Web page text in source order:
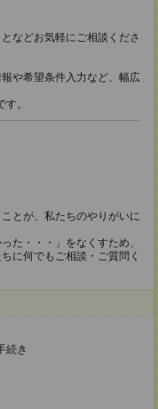
などお気軽にご相談くださ
や希望条件入力など、幅広
。
とが、私たちのやりがいに
た・・・」をなくすため、
に何でもご相談・ご質問く
続き